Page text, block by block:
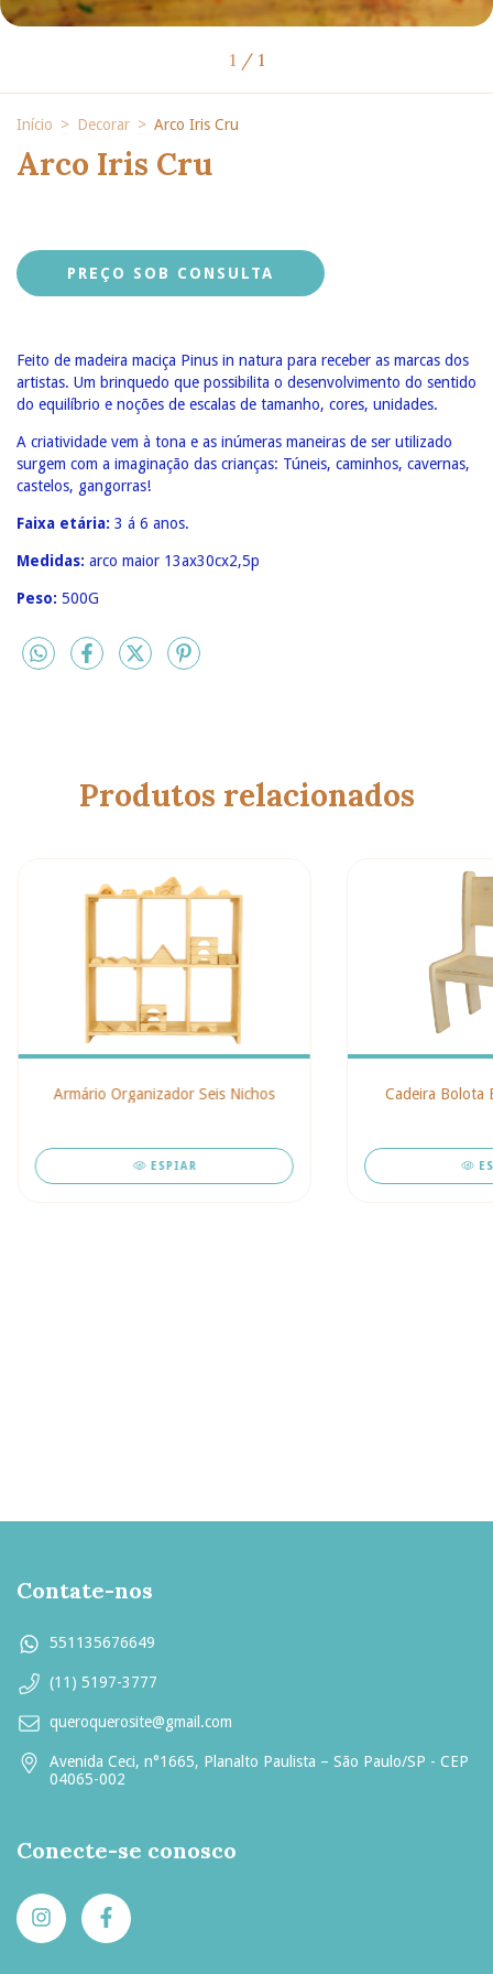
1 / 1
Início > Decorar > Arco Iris Cru
Arco Iris Cru
Feito de madeira maciça Pinus in natura para receber as marcas dos
artistas. Um brinquedo que possibilita o desenvolvimento do sentido
do equilíbrio e noções de escalas de tamanho, cores, unidades.
A criatividade vem à tona e as inúmeras maneiras de ser utilizado
surgem com a imaginação das crianças: Túneis, caminhos, cavernas,
castelos, gangorras!
Faixa etária: 3 á 6 anos.
Medidas: arco maior 13ax30cx2,5p
Peso: 500G
Produtos relacionados
Armário Organizador Seis Nichos
ESPIAR
Cadeira Bolota
Contate-nos
551135676649
(11) 5197-3777
queroquerosite@gmail.com
Avenida Ceci, n°1665, Planalto Paulista – São Paulo/SP - CEP
04065-002
Conecte-se conosco